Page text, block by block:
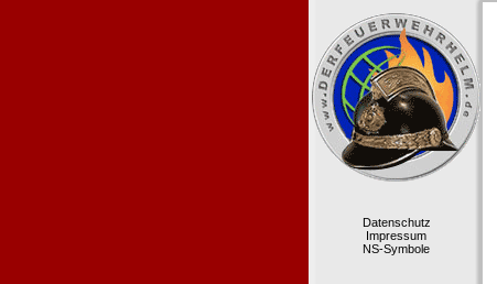
Datenschutz
Impressum
NS-Symbole